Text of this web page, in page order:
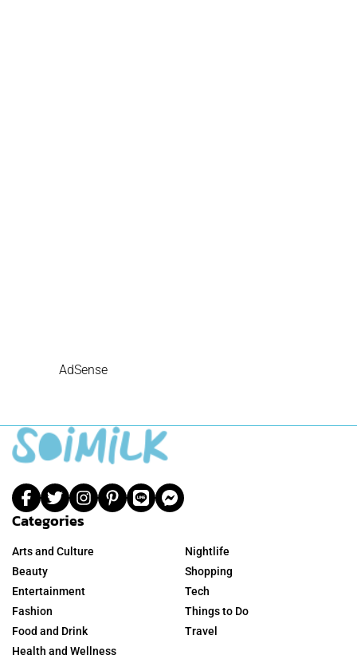
AdSense
Categories
Arts and Culture
Beauty
Entertainment
Fashion
Food and Drink
Health and Wellness
Nightlife
Shopping
Tech
Things to Do
Travel